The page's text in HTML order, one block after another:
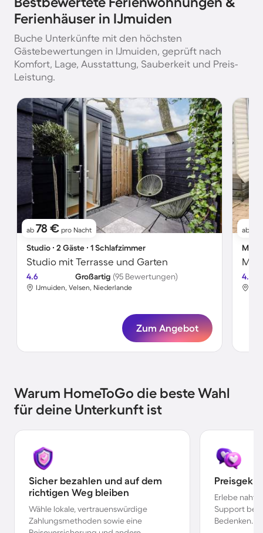
Ferienhäuser in IJmuiden
Buche Unterkünfte mit den höchsten
Gästebewertungen in IJmuiden, geprüft nach
Komfort, Lage, Ausstattung, Sauberkeit und Preis-
Leistung.
ab 78 € pro Nacht
Studio ∙ 2 Gäste ∙ 1 Schlafzimmer
Studio mit Terrasse und Garten
4.6 Großartig (95 Bewertungen)
IJmuiden, Velsen, Niederlande
Zum Angebot
ab
4.6
Warum HomeToGo die beste Wahl
für deine Unterkunft ist
Sicher bezahlen und auf dem
richtigen Weg bleiben
Wähle lokale, vertrauenswürdige
Zahlungsmethoden sowie eine
Erlebe
Support bei
Bedenken.